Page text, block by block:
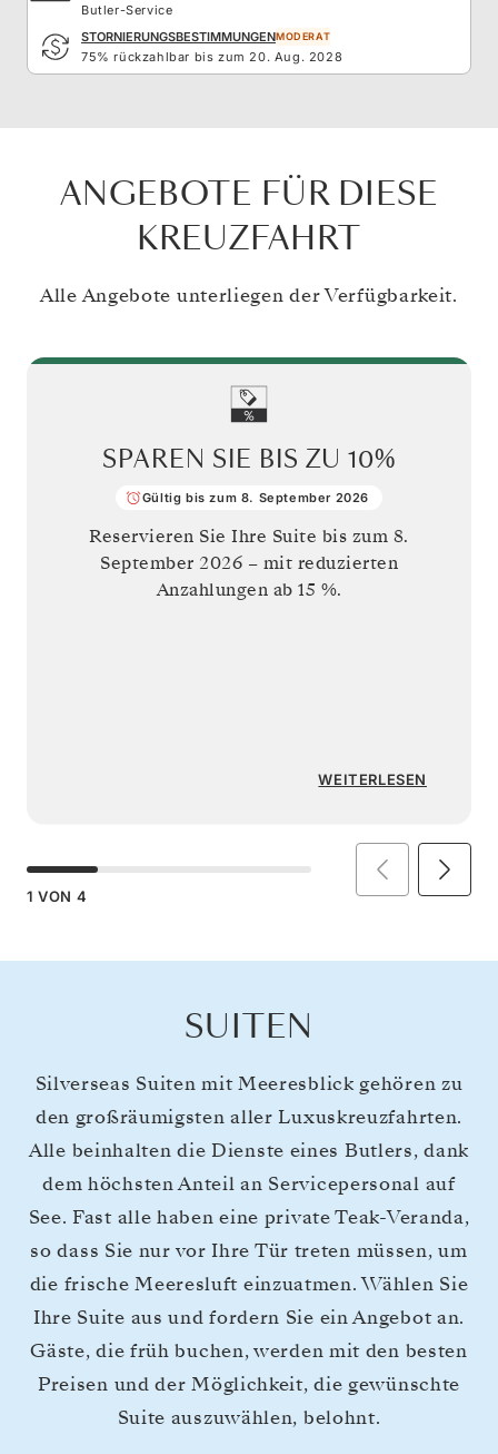
Butler-Service
STORNIERUNGSBESTIMMUNGENMODERAT
75% rückzahlbar bis zum 20. Aug. 2028
ANGEBOTE FÜR DIESE
KREUZFAHRT
Alle Angebote unterliegen der Verfügbarkeit.
SPAREN SIE BIS ZU 10%
Gültig bis zum 8. September 2026
Reservieren Sie Ihre Suite bis zum 8.
September 2026 – mit reduzierten
Anzahlungen ab 15 %.
WEITERLESEN
1 VON 4
SUITEN
Silverseas Suiten mit Meeresblick gehören zu
den großräumigsten aller Luxuskreuzfahrten.
Alle beinhalten die Dienste eines Butlers, dank
dem höchsten Anteil an Servicepersonal auf
See. Fast alle haben eine private Teak-Veranda,
so dass Sie nur vor Ihre Tür treten müssen, um
die frische Meeresluft einzuatmen. Wählen Sie
Ihre Suite aus und fordern Sie ein Angebot an.
Gäste, die früh buchen, werden mit den besten
Preisen und der Möglichkeit, die gewünschte
Suite auszuwählen, belohnt.